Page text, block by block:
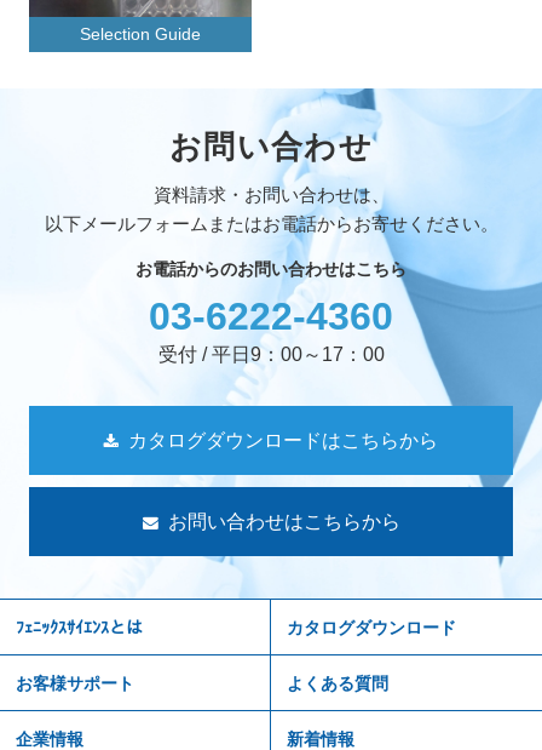
Selection Guide
お問い合わせ
資料請求・お問い合わせは、
以下メールフォームまたはお電話からお寄せください。
お電話からのお問い合わせはこちら
03-6222-4360
受付 / 平日9：00～17：00
カタログダウンロードはこちらから
お問い合わせはこちらから
ﾌｪﾆｯｸｽｻｲｴﾝｽとは カタログダウンロード
お客様サポート よくある質問
企業情報 新着情報